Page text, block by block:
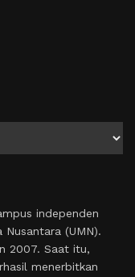
independen
(UMN).
2007. Saat itu,
menerbitkan